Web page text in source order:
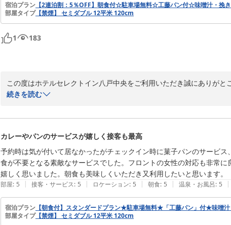
宿泊プラン 【2連泊割：5％OFF】朝食付☆駐車場無料☆工藤パン付☆味噌汁・挽
部屋タイプ【禁煙】 セミダブル 12平米 120cm
1 183
この度はホテルセレクトイン八戸中央をご利用いただき誠にありがと
価格や朝食に関して、お褒めの言葉をいただけて光栄に思います。
お客様の仰る通り、夜カレーは大人の方からお子様まで、多くの方か
清掃スタッフへ共有し、今後このようなことが無いよう、清掃の徹底
この度は貴重なご意見をご投稿いただき誠にありがとうございます。
お客様のまたのご利用を心よりお待ち申し上げます。
ホテルセレクトイン八戸中央
続きを読む
カレーやパンのサービスが嬉しく接客も最高
予約時は気が付いて居なかったがチェックイン時に菓子パンのサービ
食が不要となる素敵なサービスでした。フロントの女性の対応も非常
嬉しく思いました。朝食も美味しくいただき又利用したいと思います。
部屋: 5 | 接客・サービス: 5 | ロケーション: 5 | 朝食: 5 | 温泉・お風呂: 5 |
宿泊プラン 【朝食付】スタンダードプラン★駐車場無料★「工藤パン」付★味噌
部屋タイプ【禁煙】 セミダブル 12平米 120cm